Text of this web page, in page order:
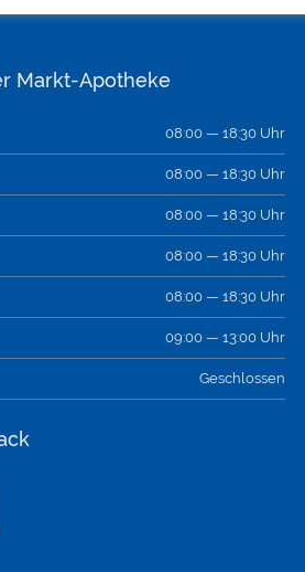
Markt-Apotheke
08:00 — 18:30 Uhr
08:00 — 18:30 Uhr
08:00 — 18:30 Uhr
08:00 — 18:30 Uhr
08:00 — 18:30 Uhr
09:00 — 13:00 Uhr
Geschlossen